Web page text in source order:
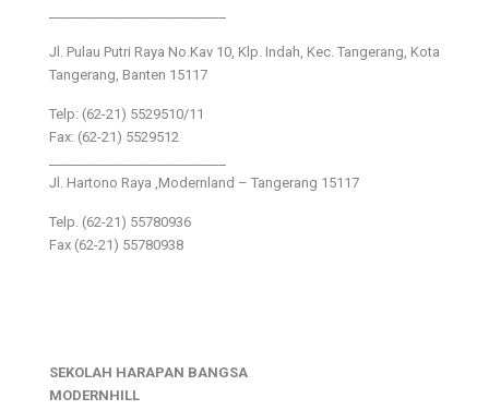
Jl. Pulau Putri Raya No.Kav 10, Klp. Indah, Kec. Tangerang, Kota
Tangerang, Banten 15117
Telp: (62-21) 5529510/11
Fax: (62-21) 5529512
Jl. Hartono Raya ,Modernland – Tangerang 15117
Telp. (62-21) 55780936
Fax (62-21) 55780938
SEKOLAH HARAPAN BANGSA
MODERNHILL